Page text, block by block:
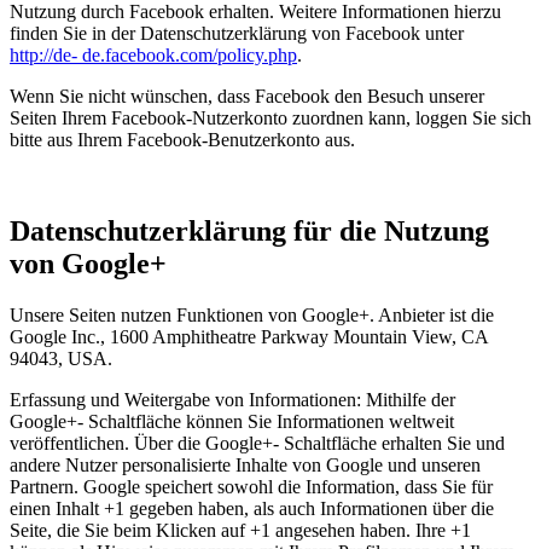
Nutzung durch Facebook erhalten. Weitere Informationen hierzu
finden Sie in der Datenschutzerklärung von Facebook unter
http://de- de.facebook.com/policy.php.
Wenn Sie nicht wünschen, dass Facebook den Besuch unserer
Seiten Ihrem Facebook-Nutzerkonto zuordnen kann, loggen Sie sich
bitte aus Ihrem Facebook-Benutzerkonto aus.
Datenschutzerklärung für die Nutzung
von Google+
Unsere Seiten nutzen Funktionen von Google+. Anbieter ist die
Google Inc., 1600 Amphitheatre Parkway Mountain View, CA
94043, USA.
Erfassung und Weitergabe von Informationen: Mithilfe der
Google+- Schaltfläche können Sie Informationen weltweit
veröffentlichen. Über die Google+- Schaltfläche erhalten Sie und
andere Nutzer personalisierte Inhalte von Google und unseren
Partnern. Google speichert sowohl die Information, dass Sie für
einen Inhalt +1 gegeben haben, als auch Informationen über die
Seite, die Sie beim Klicken auf +1 angesehen haben. Ihre +1